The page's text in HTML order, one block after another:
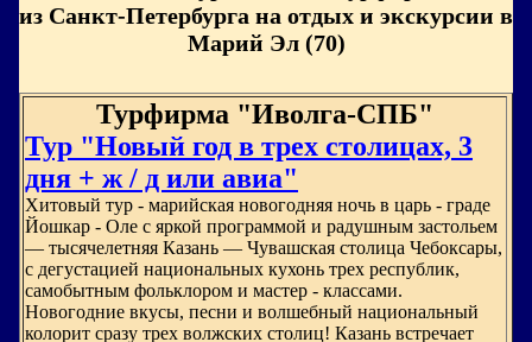
из Санкт-Петербурга на отдых и экскурсии в
Марий Эл (70)
Турфирма "Иволга-СПБ"
Тур "Новый год в трех столицах, 3
дня + ж / д или авиа"
Хитовый тур - марийская новогодняя ночь в царь - граде
Йошкар - Оле с яркой программой и радушным застольем
— тысячелетняя Казань — Чувашская столица Чебоксары,
с дегустацией национальных кухонь трех республик,
самобытным фольклором и мастер - классами.
Новогодние вкусы, песни и волшебный национальный
колорит сразу трех волжских столиц! Казань встречает